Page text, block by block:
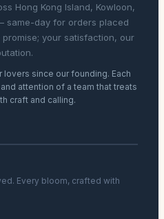
Hong Kong Island, Kowloon,
same-day for orders placed
your satisfaction, our
lovers since our founding. Each
attention of a team that treats
craft and calling.
Every bloom, crafted with